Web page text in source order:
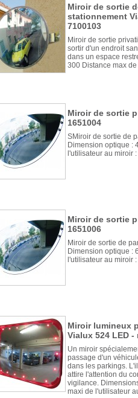
Miroir de sortie
stationnement
7100103
Miroir de sortie
sortir d'un endroit
dans un espace
300 Distance max
Miroir de sortie
1651004
SMiroir de sortie de
Dimension optique :
l'utilisateur au miroir
Miroir de sortie
1651006
Miroir de sortie de
Dimension optique :
l'utilisateur au miroir
Miroir lumineux
Vialux 524 LED -
Un miroir
passage d'un
dans les parkings.
attire l'attention du
vigilance.
maxi de l'utilisateur